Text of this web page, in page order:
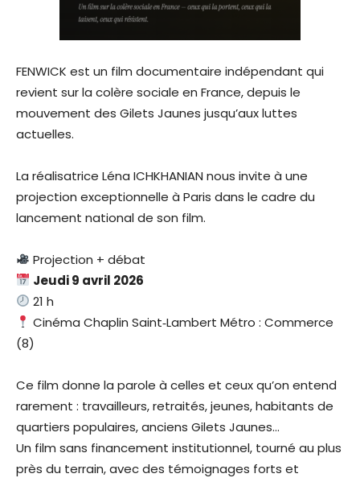
FENWICK est un film documentaire indépendant qui
revient sur la colère sociale en France, depuis le
mouvement des Gilets Jaunes jusqu’aux luttes
actuelles.
La réalisatrice Léna ICHKHANIAN nous invite à une
projection exceptionnelle à Paris dans le cadre du
lancement national de son film.
Projection + débat
Jeudi 9 avril 2026
21 h
Cinéma Chaplin Saint‑Lambert Métro : Commerce
(8)
Ce film donne la parole à celles et ceux qu’on entend
rarement : travailleurs, retraités, jeunes, habitants de
quartiers populaires, anciens Gilets Jaunes…
Un film sans financement institutionnel, tourné au plus
près du terrain, avec des témoignages forts et